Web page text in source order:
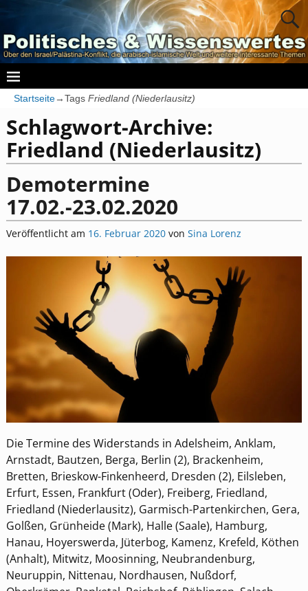
Startseite→Tags Friedland (Niederlausitz)
Schlagwort-Archive:
Friedland (Niederlausitz)
Demotermine
17.02.-23.02.2020
Veröffentlicht am 16. Februar 2020 von Sina Lorenz
Die Termine des Widerstands in Adelsheim, Anklam,
Arnstadt, Bautzen, Berga, Berlin (2), Brackenheim,
Bretten, Brieskow-Finkenheerd, Dresden (2), Eilsleben,
Erfurt, Essen, Frankfurt (Oder), Freiberg, Friedland,
Friedland (Niederlausitz), Garmisch-Partenkirchen, Gera,
Golßen, Grünheide (Mark), Halle (Saale), Hamburg,
Hanau, Hoyerswerda, Jüterbog, Kamenz, Krefeld, Köthen
(Anhalt), Mitwitz, Moosinning, Neubrandenburg,
Neuruppin, Nittenau, Nordhausen, Nußdorf,